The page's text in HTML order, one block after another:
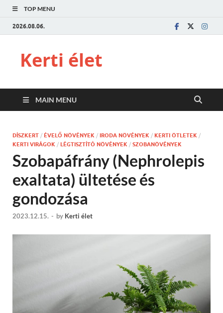
TOP MENU
2026.08.06.
Kerti élet
MAIN MENU
DÍSZKERT / ÉVELŐ NÖVÉNYEK / IRODA NÖVÉNYEK / KERTI ÖTLETEK /
KERTI VIRÁGOK / LÉGTISZTÍTÓ NÖVÉNYEK / SZOBANÖVÉNYEK
Szobapáfrány (Nephrolepis
exaltata) ültetése és
gondozása
2023.12.15. - by Kerti élet